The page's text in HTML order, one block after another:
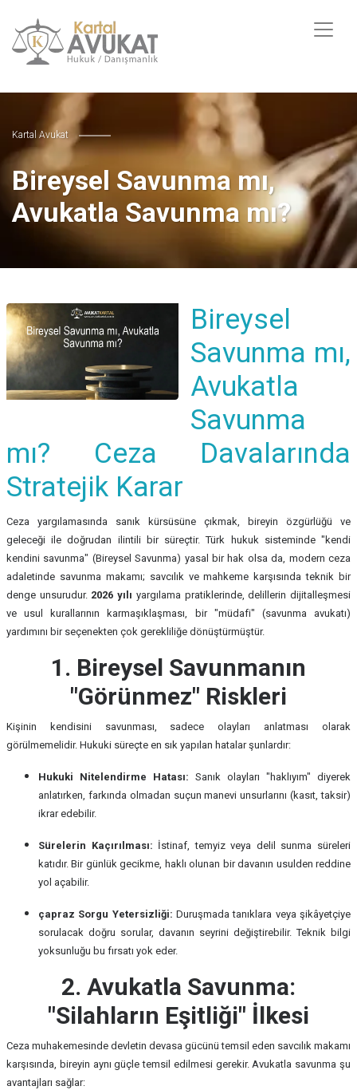
Kartal Avukat
Bireysel Savunma mı,
Avukatla Savunma mı?
Bireysel
Savunma mı,
Avukatla
Savunma
mı? Ceza Davalarında
Stratejik Karar
Ceza yargılamasında sanık kürsüsüne çıkmak, bireyin özgürlüğü ve
geleceği ile doğrudan ilintili bir süreçtir. Türk hukuk sisteminde "kendi
kendini savunma" (Bireysel Savunma) yasal bir hak olsa da, modern ceza
adaletinde savunma makamı; savcılık ve mahkeme karşısında teknik bir
denge unsurudur. 2026 yılı yargılama pratiklerinde, delillerin dijitalleşmesi
ve usul kurallarının karmaşıklaşması, bir "müdafi" (savunma avukatı)
yardımını bir seçenekten çok gerekliliğe dönüştürmüştür.
1. Bireysel Savunmanın
"Görünmez" Riskleri
Kişinin kendisini savunması, sadece olayları anlatması olarak
görülmemelidir. Hukuki süreçte en sık yapılan hatalar şunlardır:
Hukuki Nitelendirme Hatası: Sanık olayları "haklıyım" diyerek
anlatırken, farkında olmadan suçun manevi unsurlarını (kasıt, taksir)
ikrar edebilir.
Sürelerin Kaçırılması: İstinaf, temyiz veya delil sunma süreleri
katıdır. Bir günlük gecikme, haklı olunan bir davanın usulden reddine
yol açabilir.
çapraz Sorgu Yetersizliği: Duruşmada tanıklara veya şikâyetçiye
sorulacak doğru sorular, davanın seyrini değiştirebilir. Teknik bilgi
yoksunluğu bu fırsatı yok eder.
2. Avukatla Savunma:
"Silahların Eşitliği" İlkesi
Ceza muhakemesinde devletin devasa gücünü temsil eden savcılık makamı
karşısında, bireyin aynı güçle temsil edilmesi gerekir. Avukatla savunma şu
avantajları sağlar: